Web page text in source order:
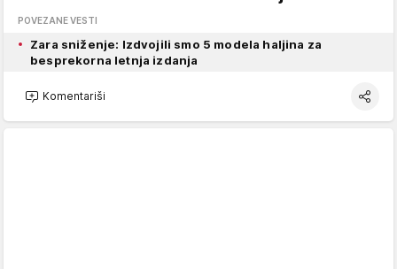
POVEZANE VESTI
Zara sniženje: Izdvojili smo 5 modela haljina za
besprekorna letnja izdanja
Komentariši